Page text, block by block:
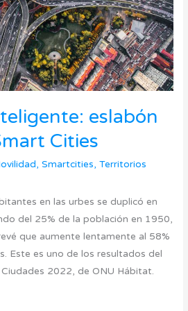
eslabón
Cities
,Smartcities,Territorios
en las urbes se duplicó en
del 25% de la población en 1950,
que aumente lentamente al 58%
Este es uno de los resultados del
2022, de ONU Hábitat.